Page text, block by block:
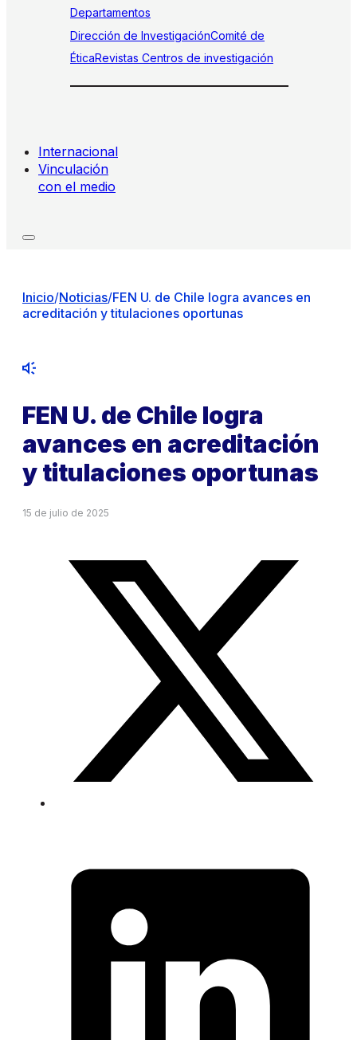
Departamentos
Dirección de InvestigaciónComité de
ÉticaRevistas Centros de investigación
Internacional
Vinculación
con el medio
Inicio/Noticias/FEN U. de Chile logra avances en
acreditación y titulaciones oportunas
FEN U. de Chile logra
avances en acreditación
y titulaciones oportunas
15 de julio de 2025